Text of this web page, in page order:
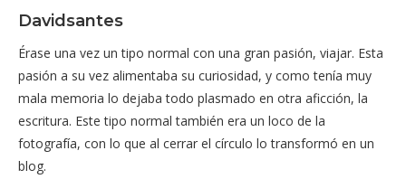
Davidsantes
Érase una vez un tipo normal con una gran pasión, viajar. Esta
pasión a su vez alimentaba su curiosidad, y como tenía muy
mala memoria lo dejaba todo plasmado en otra aficción, la
escritura. Este tipo normal también era un loco de la
fotografía, con lo que al cerrar el círculo lo transformó en un
blog.